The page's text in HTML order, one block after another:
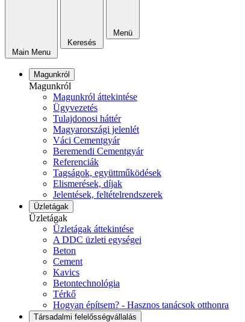
Main Menu
Keresés
Menü
Magunkról
Magunkról
Magunkról áttekintése
Ügyvezetés
Tulajdonosi háttér
Magyarországi jelenlét
Váci Cementgyár
Beremendi Cementgyár
Referenciák
Tagságok, együttműködések
Elismerések, díjak
Jelentések, feltételrendszerek
Üzletágak
Üzletágak
Üzletágak áttekintése
A DDC üzleti egységei
Beton
Cement
Kavics
Betontechnológia
Térkő
Hogyan építsem? - Hasznos tanácsok otthonra
Társadalmi felelősségvállalás